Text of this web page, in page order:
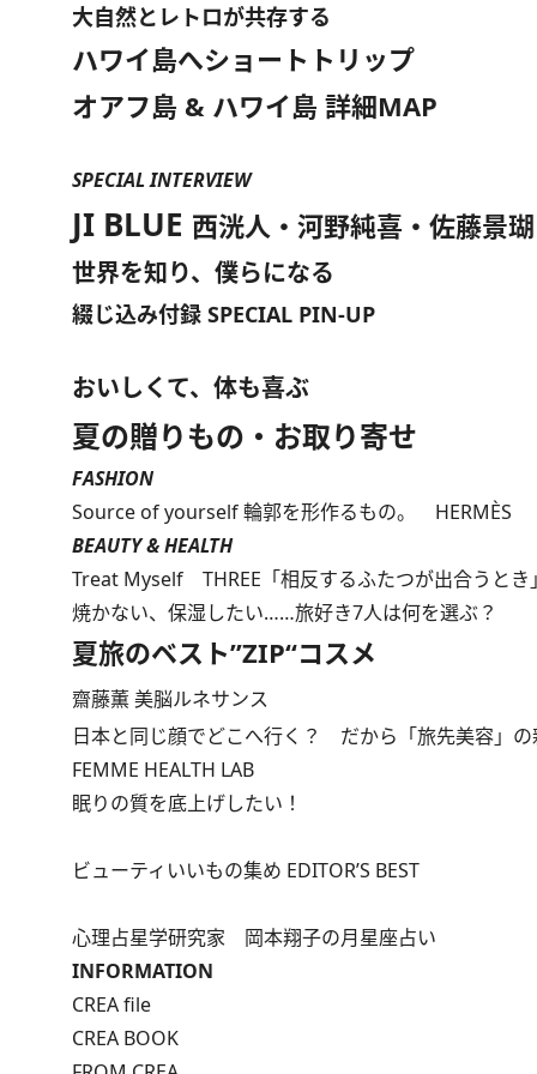
大自然とレトロが共存する
ハワイ島へショートトリップ
オアフ島 & ハワイ島 詳細MAP
SPECIAL INTERVIEW
JI BLUE 西洸人・河野純喜・佐藤景
世界を知り、僕らになる
綴じ込み付録 SPECIAL PIN-UP
おいしくて、体も喜ぶ
夏の贈りもの・お取り寄せ
FASHION
Source of yourself 輪郭を形作るもの。 HERMÈS
BEAUTY & HEALTH
Treat Myself THREE「相反するふたつが出合うとき」
焼かない、保湿したい……旅好き7人は何を選ぶ？
夏旅のベスト”ZIP“コスメ
齋藤薫 美脳ルネサンス
日本と同じ顔でどこへ行く？ だから「旅先美容」の
FEMME HEALTH LAB
眠りの質を底上げしたい！
ビューティいいもの集め EDITOR’S BEST
心理占星学研究家 岡本翔子の月星座占い
INFORMATION
CREA file
CREA BOOK